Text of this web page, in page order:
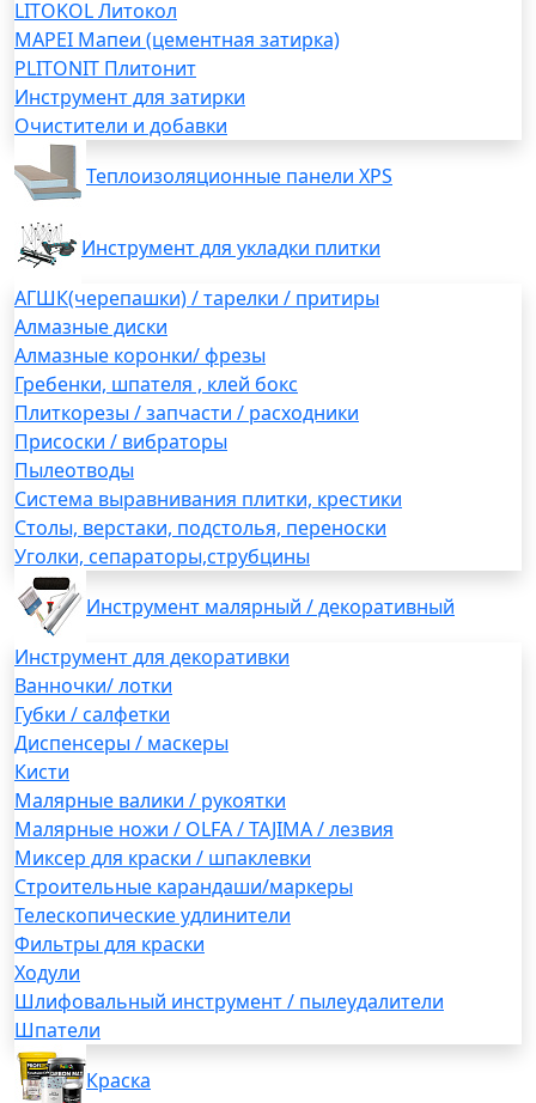
LITOKOL Литокол
MAPEI Мапеи (цементная затирка)
PLITONIT Плитонит
Инструмент для затирки
Очистители и добавки
Теплоизоляционные панели XPS
Инструмент для укладки плитки
АГШК(черепашки) / тарелки / притиры
Алмазные диски
Алмазные коронки/ фрезы
Гребенки, шпателя , клей бокс
Плиткорезы / запчасти / расходники
Присоски / вибраторы
Пылеотводы
Система выравнивания плитки, крестики
Столы, верстаки, подстолья, переноски
Уголки, сепараторы,струбцины
Инструмент малярный / декоративный
Инструмент для декоративки
Ванночки/ лотки
Губки / салфетки
Диспенсеры / маскеры
Кисти
Малярные валики / рукоятки
Малярные ножи / OLFA / TAJIMA / лезвия
Миксер для краски / шпаклевки
Строительные карандаши/маркеры
Телескопические удлинители
Фильтры для краски
Ходули
Шлифовальный инструмент / пылеудалители
Шпатели
Краска